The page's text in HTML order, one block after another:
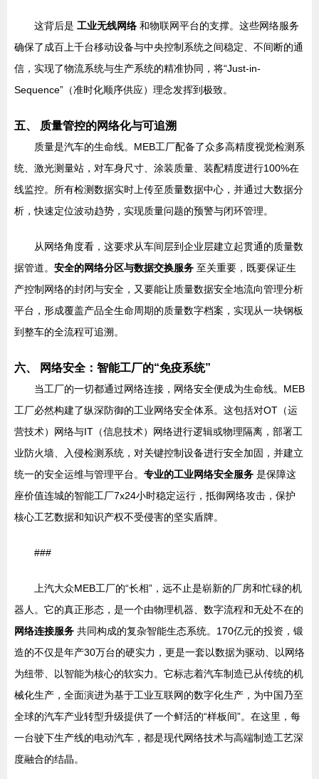
这背后是 工业无线网络 和物联网平台的支撑。这些网络服务
确保了成百上千台移动设备与中央控制系统之间稳定、不间断的通
信，实现了物流系统与生产系统的精准协同，将“Just-in-
Sequence”（准时化顺序供应）理念发挥到极致。
五、 质量管控的网络化与可追溯
质量是汽车的生命线。MEB工厂配备了众多高精度视觉检测系
统、激光测量站，对车身尺寸、涂装质量、装配精度进行100%在
线监控。所有检测数据实时上传至质量数据中心，并通过大数据分
析，快速定位波动趋势，实现质量问题的预警与闭环管理。
从网络角度看，这要求从车间层到企业层建立起贯通的质量数
据管道。 安全的网络分区与数据交换服务 至关重要，既要保证生
产控制网络的封闭与安全，又要能让质量数据安全地流向管理分析
平台，形成覆盖产品全生命周期的质量数字档案，实现从一块钢板
到整车的全流程可追溯。
六、 网络安全：智能工厂的“免疫系统”
当工厂的一切都通过网络连接，网络安全便成为生命线。MEB
工厂必然构建了纵深防御的工业网络安全体系。这包括对OT（运
营技术）网络与IT（信息技术）网络进行逻辑或物理隔离，部署工
业防火墙、入侵检测系统，对关键控制设备进行安全加固，并建立
统一的安全运维与管理平台。 专业的工业网络安全服务 是保障这
座价值连城的智能工厂7x24小时稳定运行，抵御网络攻击，保护
核心工艺数据和知识产权不受侵害的坚实盾牌。
###
上汽大众MEB工厂的“长相”，远不止是崭新的厂房和忙碌的机
器人。它的真正形态，是一个由物理机器、数字流程和无处不在的
网络连接服务 共同构成的复杂智能生态系统。170亿元的投资，锻
造的不仅是年产30万台的硬实力，更是一套以数据为驱动、以网络
为纽带、以智能为核心的软实力。它标志着汽车制造已从传统的机
械化生产，全面演进为基于工业互联网的数字化生产，为中国乃至
全球的汽车产业转型升级提供了一个鲜活的“样板间”。在这里，每
一台驶下生产线的电动汽车，都是现代网络技术与高端制造工艺深
度融合的结晶。